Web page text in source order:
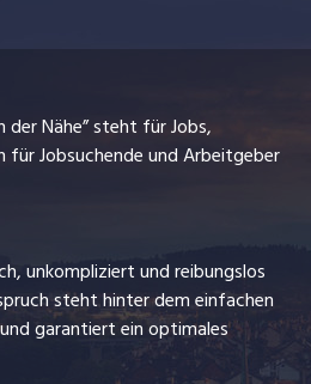
der Nähe” steht für Jobs,
für Jobsuchende und Arbeitgeber
unkompliziert und reibungslos
steht hinter dem einfachen
garantiert ein optimales